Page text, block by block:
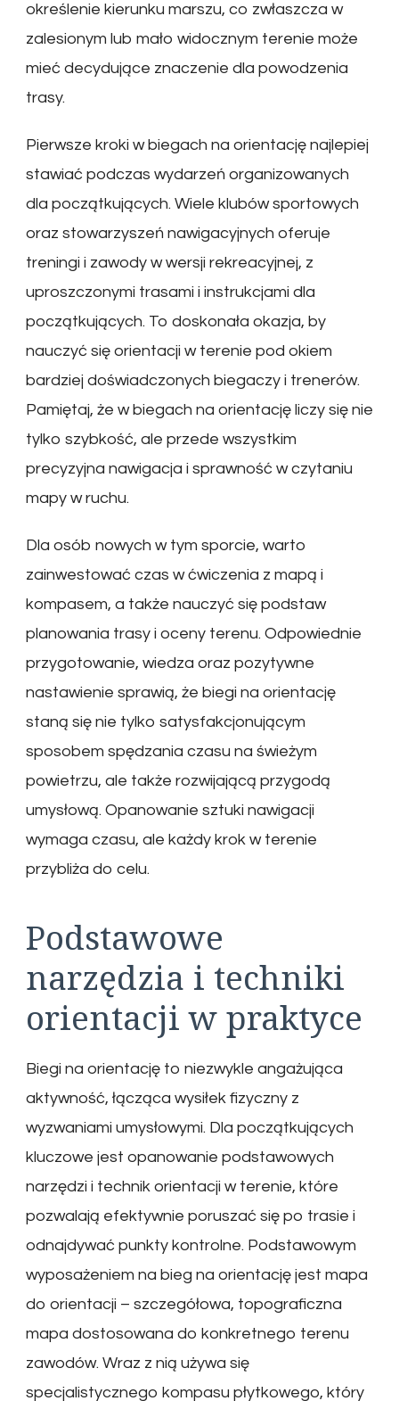
określenie kierunku marszu, co zwłaszcza w
zalesionym lub mało widocznym terenie może
mieć decydujące znaczenie dla powodzenia
trasy.
Pierwsze kroki w biegach na orientację najlepiej
stawiać podczas wydarzeń organizowanych
dla początkujących. Wiele klubów sportowych
oraz stowarzyszeń nawigacyjnych oferuje
treningi i zawody w wersji rekreacyjnej, z
uproszczonymi trasami i instrukcjami dla
początkujących. To doskonała okazja, by
nauczyć się orientacji w terenie pod okiem
bardziej doświadczonych biegaczy i trenerów.
Pamiętaj, że w biegach na orientację liczy się nie
tylko szybkość, ale przede wszystkim
precyzyjna nawigacja i sprawność w czytaniu
mapy w ruchu.
Dla osób nowych w tym sporcie, warto
zainwestować czas w ćwiczenia z mapą i
kompasem, a także nauczyć się podstaw
planowania trasy i oceny terenu. Odpowiednie
przygotowanie, wiedza oraz pozytywne
nastawienie sprawią, że biegi na orientację
staną się nie tylko satysfakcjonującym
sposobem spędzania czasu na świeżym
powietrzu, ale także rozwijającą przygodą
umysłową. Opanowanie sztuki nawigacji
wymaga czasu, ale każdy krok w terenie
przybliża do celu.
Podstawowe
narzędzia i techniki
orientacji w praktyce
Biegi na orientację to niezwykle angażująca
aktywność, łącząca wysiłek fizyczny z
wyzwaniami umysłowymi. Dla początkujących
kluczowe jest opanowanie podstawowych
narzędzi i technik orientacji w terenie, które
pozwalają efektywnie poruszać się po trasie i
odnajdywać punkty kontrolne. Podstawowym
wyposażeniem na bieg na orientację jest mapa
do orientacji – szczegółowa, topograficzna
mapa dostosowana do konkretnego terenu
zawodów. Wraz z nią używa się
specjalistycznego kompasu płytkowego, który